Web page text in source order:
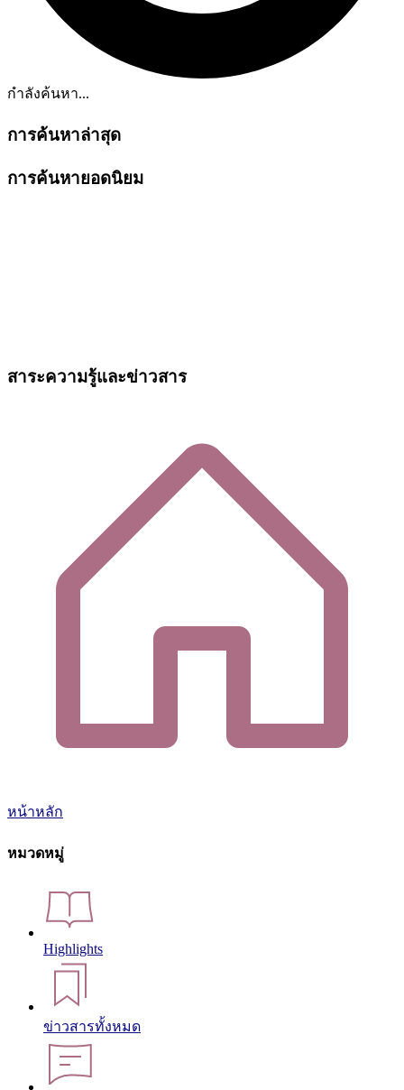
กำลังค้นหา...
การค้นหาล่าสุด
การค้นหายอดนิยม
สาระความรู้และข่าวสาร
หน้าหลัก
หมวดหมู่
Highlights
ข่าวสารทั้งหมด